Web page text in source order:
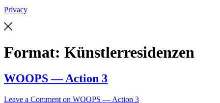
Privacy
Format: Künstlerresidenzen
WOOPS — Action 3
Leave a Comment on WOOPS — Action 3